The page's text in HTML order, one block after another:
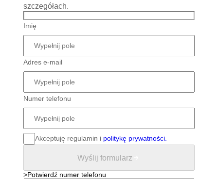
szczegółach.
Imię
Adres e-mail
Numer telefonu
Akceptuję regulamin i politykę prywatności.
Wyślij formularz
>Potwierdź numer telefonu